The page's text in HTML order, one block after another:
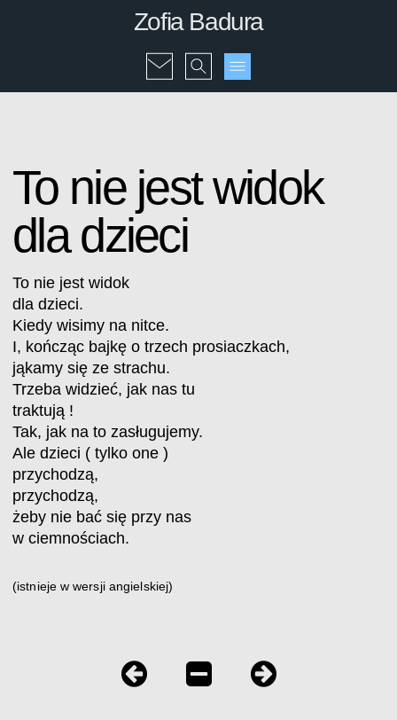
Zofia Badura
To nie jest widok
dla dzieci
To nie jest widok
dla dzieci.
Kiedy wisimy na nitce.
I, kończąc bajkę o trzech prosiaczkach,
jąkamy się ze strachu.
Trzeba widzieć, jak nas tu
traktują !
Tak, jak na to zasługujemy.
Ale dzieci ( tylko one )
przychodzą,
przychodzą,
żeby nie bać się przy nas
w ciemnościach.
(istnieje w wersji angielskiej)